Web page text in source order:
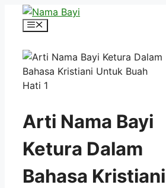
Langsung
Menu
Arti Nama Bayi
Ketura Dalam
Bahasa Kristiani